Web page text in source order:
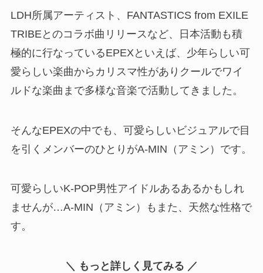
LDH所属アーティスト、FANTASTICS from EXILE
TRIBEとのコラボ曲リリースなど、日本活動も積
極的に行なっているEPEXといえば、少年らしい可
愛らしい楽曲からカリスマ性がありクールでワイ
ルドな楽曲まで多様な音楽で活動してきました。
そんなEPEXの中でも、可愛らしいビジュアルで目
を引くメンバーのひとりがA-MIN（アミン）です。
可愛らしいK-POP男性アイドルあるあるかもしれ
ませんが…A-MIN（アミン）もまた、天然な性格で
す。
＼ もっと詳しく見てみる ／